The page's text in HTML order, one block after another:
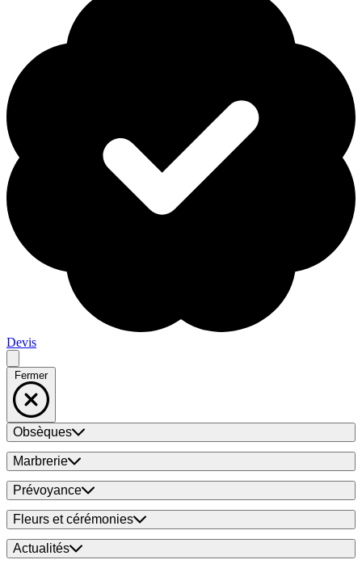
Devis
Fermer
Obsèques
Marbrerie
Prévoyance
Fleurs et cérémonies
Actualités